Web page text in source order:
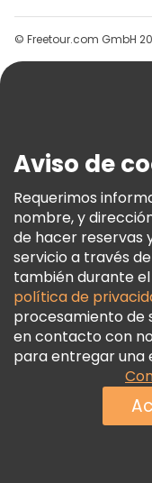
Grupos
Ayuda
Términos E
Política De Cookies
Freetour Premios
Programa De
© Freetour.com GmbH
Aviso de
Requerimos
nombre, y
de hacer reservas
servicio a través
también durante
política de
procesamiento de
en contacto con
para entregar una